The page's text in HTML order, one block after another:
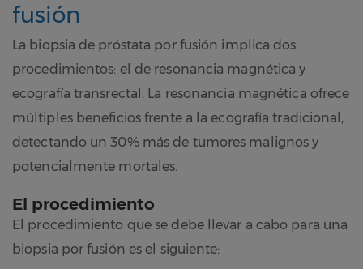
fusión
La biopsia de próstata por fusión implica dos
procedimientos: el de resonancia magnética y
ecografía transrectal. La resonancia magnética ofrece
múltiples beneficios frente a la ecografía tradicional,
detectando un 30% más de tumores malignos y
potencialmente mortales.
El procedimiento
El procedimiento que se debe llevar a cabo para una
biopsia por fusión es el siguiente: